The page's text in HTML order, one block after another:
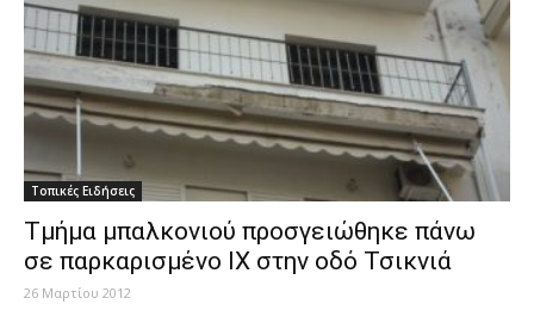
Τοπικές Ειδήσεις
Tμήμα μπαλκονιού προσγειώθηκε πάνω
σε παρκαρισμένο ΙΧ στην οδό Τσικνιά
26 Μαρτίου 2012